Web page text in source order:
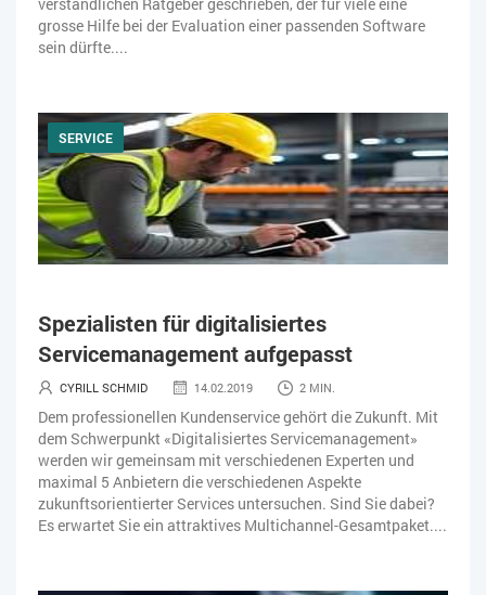
grosse Hilfe bei der Evaluation einer passenden Software
sein dürfte....
SERVICE
Spezialisten für digitalisiertes
Servicemanagement aufgepasst
CYRILL SCHMID 14.02.2019 2 MIN.
Dem professionellen Kundenservice gehört die Zukunft. Mit
dem Schwerpunkt «Digitalisiertes Servicemanagement»
werden wir gemeinsam mit verschiedenen Experten und
maximal 5 Anbietern die verschiedenen Aspekte
zukunftsorientierter Services untersuchen. Sind Sie dabei?
Es erwartet Sie ein attraktives Multichannel-Gesamtpaket....